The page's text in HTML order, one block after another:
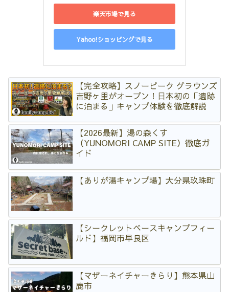
楽天市場で見る
Yahoo!ショッピングで見る
【完全攻略】スノーピーク グラウンズ
吉野ヶ里がオープン！日本初の「遺跡
に泊まる」キャンプ体験を徹底解説
【2026最新】湯の森くす
（YUNOMORI CAMP SITE）徹底ガ
イド
【ありが湯キャンプ場】大分県玖珠町
【シークレットベースキャンプフィー
ルド】福岡市早良区
【マザーネイチャーきらり】熊本県山
鹿市